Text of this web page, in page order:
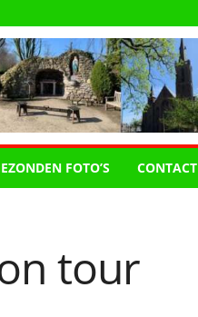
FOTO’S CONTACT
tour